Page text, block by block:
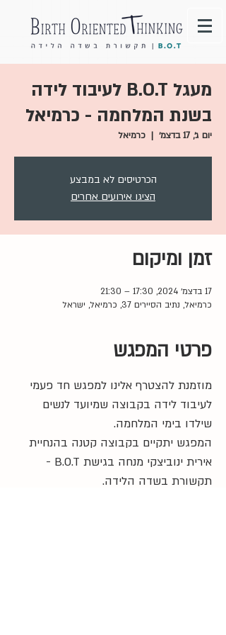
מעגל B.O.T לעיבוד לידה
בשנת המלחמה - כרמיאל
יום ג׳, 17 בדצמ׳
  |
כרמיאל
הכרטיסים לא במבצע
הציגו אירועים אחרים
זמן ומיקום
17 בדצמ׳ 2024, 17:30 – 21:30
כרמיאל, נתיב הסיירים 37, כרמיאל, ישראל
פרטי המפגש
מוזמנת להצטרף אלינו למפגש חד פעמי
לעיבוד לידה בקבוצה שמיועד לנשים
שילדו בימי המלחמה.
המפגש יתקיים בקבוצה קטנה בהנחיית
אירית ינוביצקי מנחה בגישת B.O.T -
תקשורת בשדה הלידה.